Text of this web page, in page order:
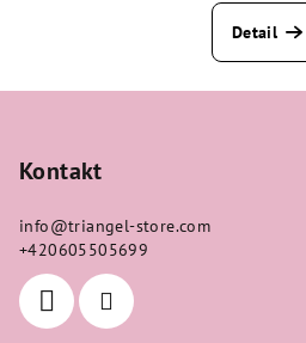
Detail
Kontakt
info@triangel-store.com
+420605505699